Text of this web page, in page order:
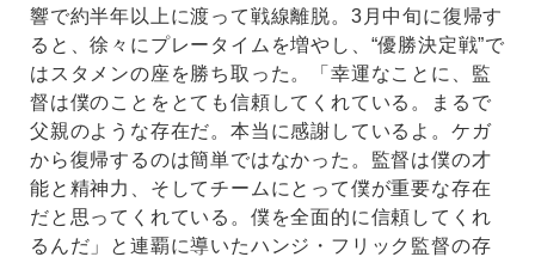
響で約半年以上に渡って戦線離脱。3月中旬に復帰す
ると、徐々にプレータイムを増やし、“優勝決定戦”で
はスタメンの座を勝ち取った。「幸運なことに、監
督は僕のことをとても信頼してくれている。まるで
父親のような存在だ。本当に感謝しているよ。ケガ
から復帰するのは簡単ではなかった。監督は僕の才
能と精神力、そしてチームにとって僕が重要な存在
だと思ってくれている。僕を全面的に信頼してくれ
るんだ」と連覇に導いたハンジ・フリック監督の存